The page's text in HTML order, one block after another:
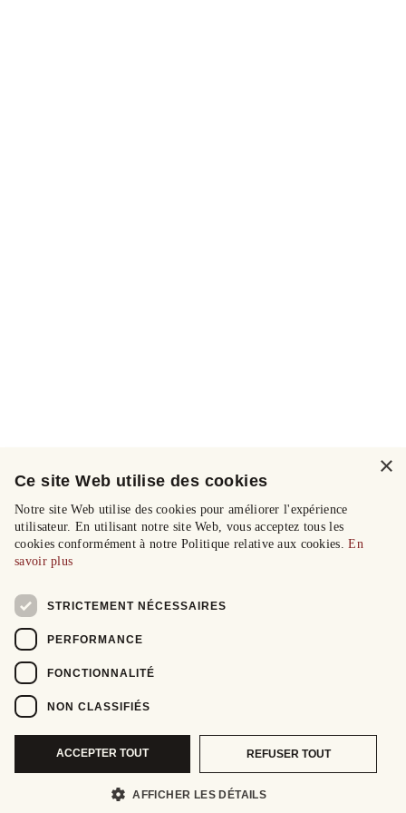
×
Ce site Web utilise des cookies
Notre site Web utilise des cookies pour améliorer l'expérience
utilisateur. En utilisant notre site Web, vous acceptez tous les
cookies conformément à notre Politique relative aux cookies.En
savoir plus
STRICTEMENT NÉCESSAIRES
PERFORMANCE
FONCTIONNALITÉ
NON CLASSIFIÉS
ACCEPTER TOUT REFUSER TOUT
AFFICHER LES DÉTAILS